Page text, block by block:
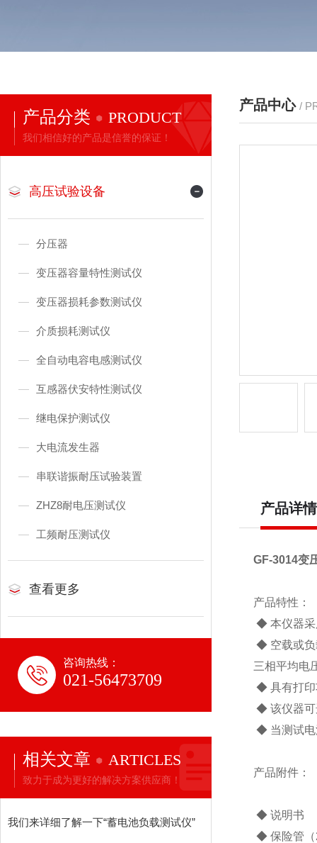
产品分类 PRODUCT
我们相信好的产品是信誉的保证！
高压试验设备
分压器
变压器容量特性测试仪
变压器损耗参数测试仪
介质损耗测试仪
全自动电容电感测试仪
互感器伏安特性测试仪
继电保护测试仪
大电流发生器
串联谐振耐压试验装置
ZHZ8耐电压测试仪
工频耐压测试仪
查看更多
咨询热线：
021-56473709
相关文章 ARTICLES
致力于成为更好的解决方案供应商！
我们来详细了解一下“蓄电池负载测试仪”
产品中心 /
产品详情
GF-3014变
产品特性：
◆ 本仪器采
◆ 空载或负
三相平均电
◆ 具有打印
◆ 该仪器可
◆ 当测试电
产品附件：
◆ 说明
◆ 保险管